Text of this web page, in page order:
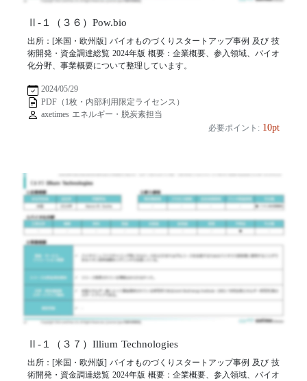
Ⅱ-１（３６）Pow.bio
出所：[米国・欧州版] バイオものづくりスタートアップ事例 及び 技
術開発・資金調達総覧 2024年版 概要：企業概要、参入領域、バイオ
化分野、事業概要について整理しています。
2024/05/29
PDF（1枚・内部利用限定ライセンス）
axetimes エネルギー・脱炭素担当
必要ポイント: 10pt
Ⅱ-１（３７）Illium Technologies
出所：[米国・欧州版] バイオものづくりスタートアップ事例 及び 技
術開発・資金調達総覧 2024年版 概要：企業概要、参入領域、バイオ